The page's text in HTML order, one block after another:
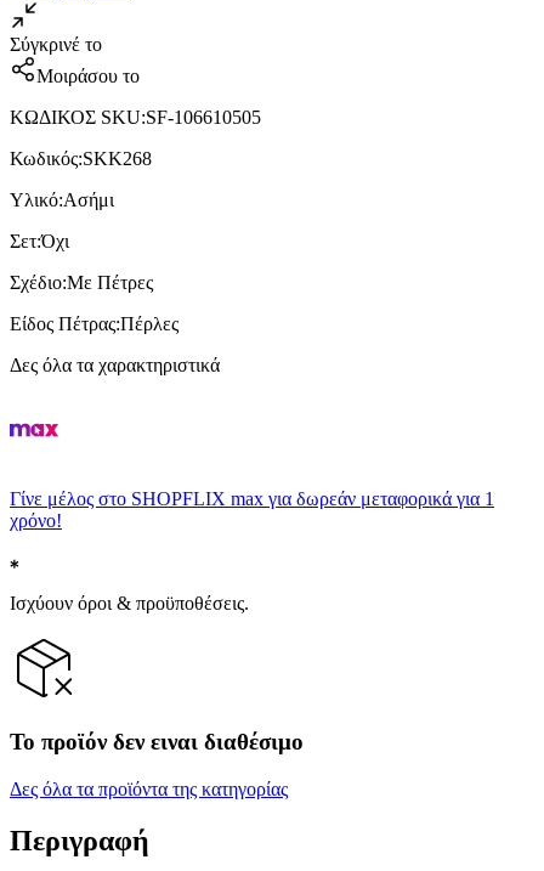
Σύγκρινέ το
Μοιράσου το
ΚΩΔΙΚΟΣ SKU:SF-106610505
Κωδικός:SKK268
Υλικό:Ασήμι
Σετ:Όχι
Σχέδιο:Με Πέτρες
Είδος Πέτρας:Πέρλες
Δες όλα τα χαρακτηριστικά
Γίνε μέλος στο SHOPFLIX max για δωρεάν μεταφορικά για 1
χρόνο!
Ισχύουν όροι & προϋποθέσεις.
Το προϊόν δεν ειναι διαθέσιμο
Δες όλα τα προϊόντα της κατηγορίας
Περιγραφή